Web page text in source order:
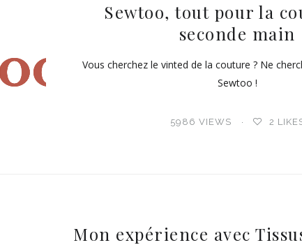
Sewtoo, tout pour la
seconde main
Vous cherchez le vinted de la couture ? Ne
Sewtoo !
5986 VIEWS 2
Mon expérience avec